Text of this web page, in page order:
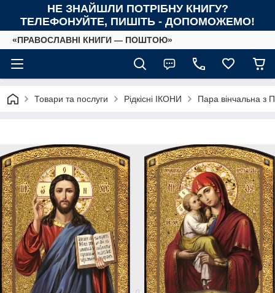
НЕ ЗНАЙШЛИ ПОТРІБНУ КНИГУ?
ТЕЛЕФОНУЙТЕ, ПИШІТЬ - ДОПОМОЖЕМО!
«ПРАВОСЛАВНІ КНИГИ — ПОШТОЮ»
Товари та послуги Рідкісні ІКОНИ Пара вінчальна з